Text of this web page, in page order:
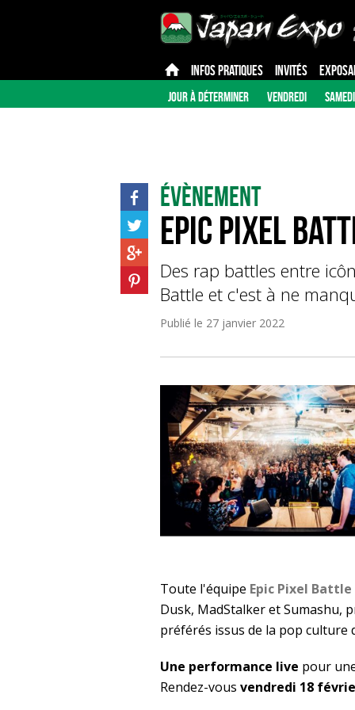
INFOS PRATIQUES INVITÉS
JOUR À DÉTERMINER VENDREDI SAMEDI
Évènement
Epic Pixel
Des rap battles entre
Battle et c'est à ne
Publié le 27 janvier 2022
Toute l'équipe Epic Pixel Battle
Dusk, MadStalker et Sumashu,
préférés issus de la pop culture
Une performance live pour
Rendez-vous vendredi 18